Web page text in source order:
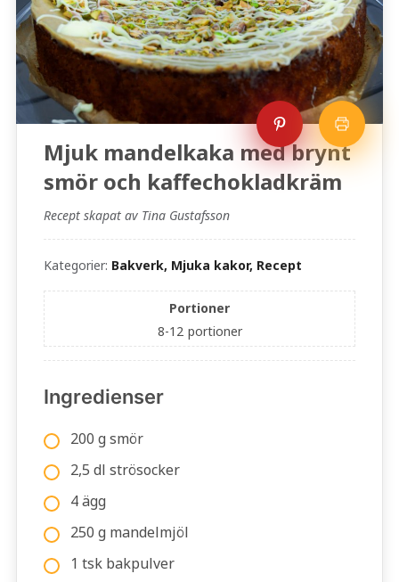
Mjuk mandelkaka med brynt
smör och kaffechokladkräm
Recept skapat av Tina Gustafsson
Kategorier: Bakverk, Mjuka kakor, Recept
Portioner
8-12 portioner
Ingredienser
200 g smör
2,5 dl strösocker
4 ägg
250 g mandelmjöl
1 tsk bakpulver